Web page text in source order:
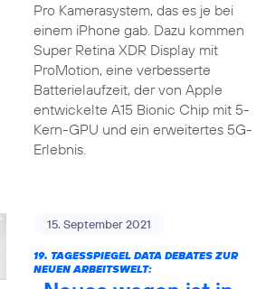
Pro Kamerasystem, das es je bei
einem iPhone gab. Dazu kommen
Super Retina XDR Display mit
ProMotion, eine verbesserte
Batterielaufzeit, der von Apple
entwickelte A15 Bionic Chip mit 5-
Kern-GPU und ein erweitertes 5G-
Erlebnis.
15. September 2021
19. TAGESSPIEGEL DATA DEBATES ZUR
NEUEN ARBEITSWELT: